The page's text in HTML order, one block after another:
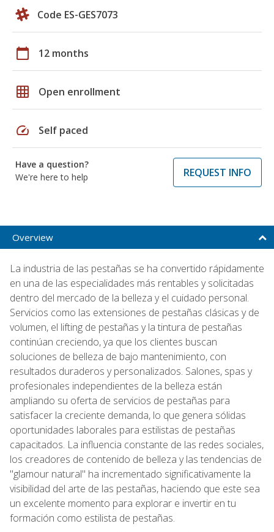
Code ES-GES7073
calendar_today 12 months
grid_on Open enrollment
speed Self paced
Have a question?
We're here to help
REQUEST INFO
Overview
La industria de las pestañas se ha convertido rápidamente
en una de las especialidades más rentables y solicitadas
dentro del mercado de la belleza y el cuidado personal.
Servicios como las extensiones de pestañas clásicas y de
volumen, el lifting de pestañas y la tintura de pestañas
continúan creciendo, ya que los clientes buscan
soluciones de belleza de bajo mantenimiento, con
resultados duraderos y personalizados. Salones, spas y
profesionales independientes de la belleza están
ampliando su oferta de servicios de pestañas para
satisfacer la creciente demanda, lo que genera sólidas
oportunidades laborales para estilistas de pestañas
capacitados. La influencia constante de las redes sociales,
los creadores de contenido de belleza y las tendencias de
"glamour natural" ha incrementado significativamente la
visibilidad del arte de las pestañas, haciendo que este sea
un excelente momento para explorar e invertir en tu
formación como estilista de pestañas.